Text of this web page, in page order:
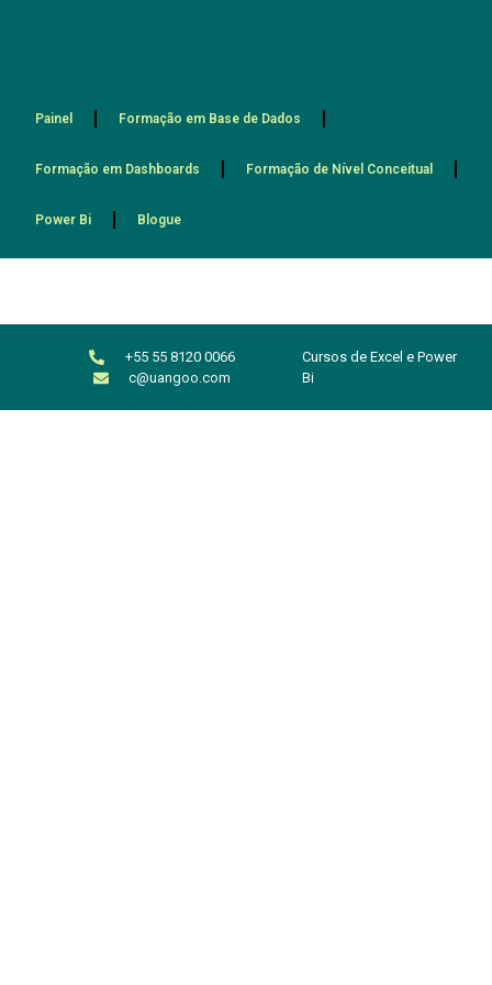
Painel Formação em Base de Dados
Formação em Dashboards Formação de Nível Conceitual
Power Bi Blogue
+55 55 8120 0066
c@uangoo.com
Cursos de Excel e Power
Bi